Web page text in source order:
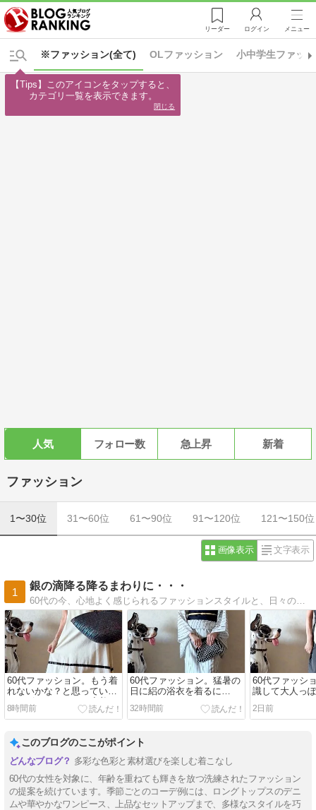
リーダー ログイン メニュー
※ファッション(全て) OLファッション 小中学生ファッ
人気 フォロー数 急上昇 新着
ファッション
1〜30位 31〜60位 61〜90位 91〜120位 121〜150位
画像表示 文字表示
1
銀の滴降る降るまわりに・・・
60代の今、心地よく感じられるファッションスタイルと、日々の記録です。
60代ファッション。もう着
れないかな？と思っていた
ワンピースをもう一度着れ
るようになった♪
8時間前
60代ファッション。猛暑の
日に絽の浴衣を着るに
は・・・
32時間前
60代ファッシ
識して大人っ
2日前
このブログのここがポイント
多彩な色彩と素材選びを楽しむ着こなし
60代の女性を対象に、年齢を重ねても輝きを放つ洗練されたファッション
の提案を続けています。季節ごとのコーデ例には、ロングトップスのデニ
ムや華やかなワンピース、上品なセットアップまで、多様なスタイルを巧
【Tips】このアイコンをタップすると、
カテゴリ一覧を表示できます。
閉じる